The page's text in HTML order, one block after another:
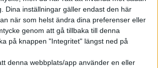
Dina inställningar gäller endast den här
när som helst ändra dina preferenser eller
genom att gå tillbaka till denna
på knappen "Integritet" längst ned på
denna webbplats/app använder en eller
tidningen spekulerar i att Ioniq 5 N
utrustas med det större batteriet på
officiellt bekräftat uppgifterna. Men då
har så mycket gemensamt är det knappast